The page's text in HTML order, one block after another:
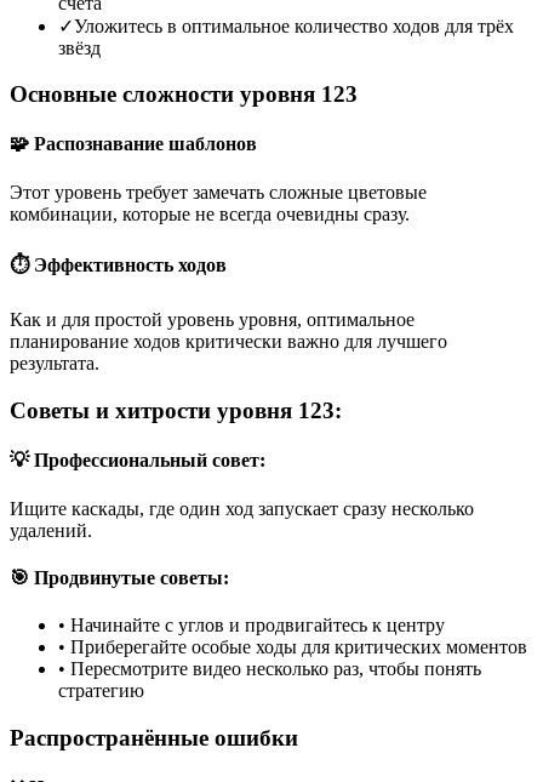
✓Уложитесь в оптимальное количество ходов для трёх
звёзд
Основные сложности уровня 123
🧩 Распознавание шаблонов
Этот уровень требует замечать сложные цветовые
комбинации, которые не всегда очевидны сразу.
⏱️ Эффективность ходов
Как и для простой уровень уровня, оптимальное
планирование ходов критически важно для лучшего
результата.
Советы и хитрости уровня 123:
💡 Профессиональный совет:
Ищите каскады, где один ход запускает сразу несколько
удалений.
🎯 Продвинутые советы:
• Начинайте с углов и продвигайтесь к центру
• Приберегайте особые ходы для критических моментов
• Пересмотрите видео несколько раз, чтобы понять
стратегию
Распространённые ошибки